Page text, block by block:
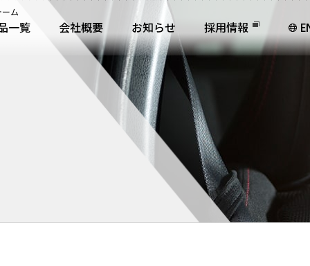
ム
一覧 会社概要 お知らせ 採用情報